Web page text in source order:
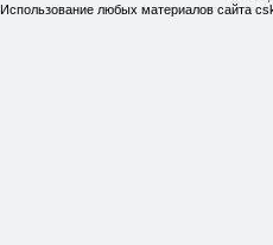
Использование любых материалов сайта